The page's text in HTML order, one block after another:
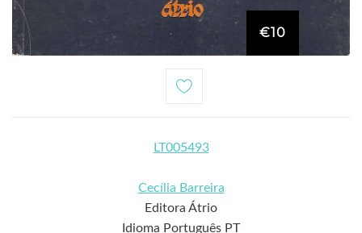
€10
LT005493
Cecília Barreira
Editora Átrio
Idioma Português PT